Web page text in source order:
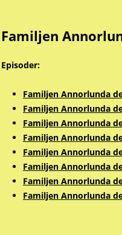
Familjen
Episoder:
Familjen Annorlunda
Familjen Annorlunda
Familjen Annorlunda
Familjen Annorlunda
Familjen Annorlunda
Familjen Annorlunda
Familjen Annorlunda
Familjen Annorlunda